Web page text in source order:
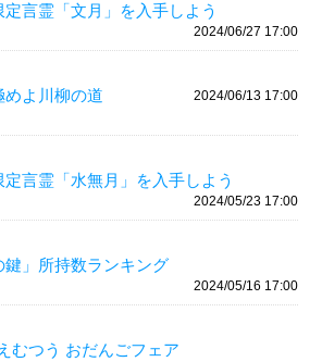
定言霊「文月」を入手しよう
2024/06/27 17:00
めよ川柳の道 2024/06/13 17:00
定言霊「水無月」を入手しよう
2024/05/23 17:00
鍵」所持数ランキング
2024/05/16 17:00
むつう おだんごフェア